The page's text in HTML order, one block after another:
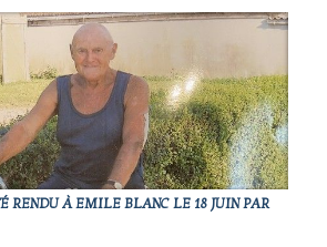
RENDU À EMILE BLANC LE 18 JUIN PAR